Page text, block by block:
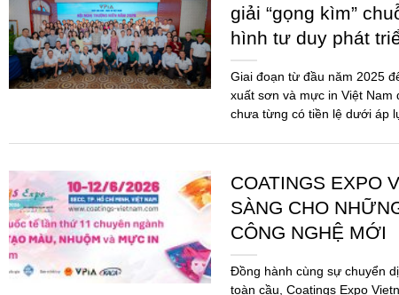
giải “gọng kìm”
hình tư duy phát
Giai đoạn từ đầu năm 2025
xuất sơn và mực in Việt
chưa từng có tiền lệ dưới áp
COATINGS EXPO
SÀNG CHO
CÔNG NGHỆ MỚI
Đồng hành cùng sự chuyển
toàn cầu, Coatings Expo